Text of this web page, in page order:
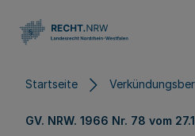
Startseite
GV. NRW. 1966 Nr. 78 vom